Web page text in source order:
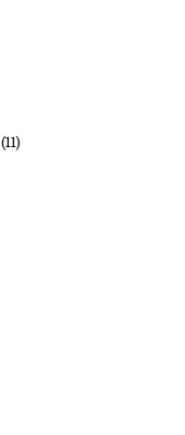
(11)